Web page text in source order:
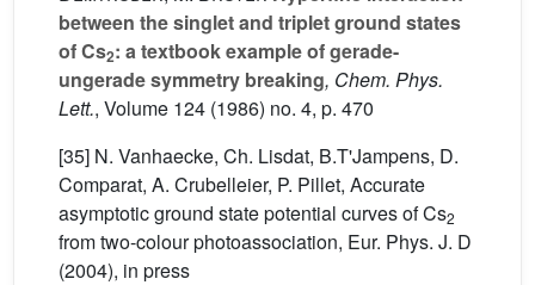
between the singlet and triplet ground states
of Cs2: a textbook example of gerade-
ungerade symmetry breaking, Chem. Phys.
Lett., Volume 124 (1986) no. 4, p. 470
[35] N. Vanhaecke, Ch. Lisdat, B.T'Jampens, D.
Comparat, A. Crubelleier, P. Pillet, Accurate
asymptotic ground state potential curves of Cs2
from two-colour photoassociation, Eur. Phys. J. D
(2004), in press